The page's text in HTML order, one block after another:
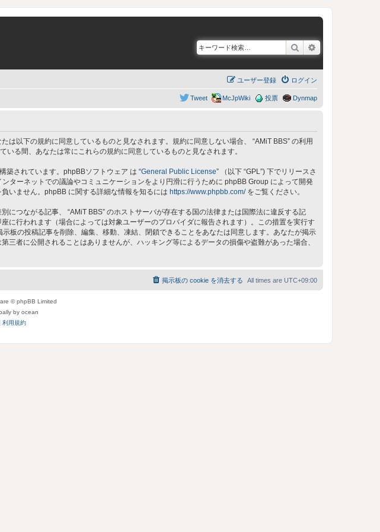
検索
ログイン
ユーザー登録
Dynmap
投票
McJpWiki
Tweet
たは以下の規約に同意しているものと見なされます。規約に同意しない場合、 “AMiT BBS” の利用
る間、あなたは常にこれらの規約に同意しているものと見なされます。
築されています。phpBBソフトウェア は “General Public License” （以下 “GPL”) 下でリリースさ
ターネットでの議論やコミュニケーションをより円滑に行うために phpBB Group によって開発
いません。phpBB に関する詳細な情報を知るには https://www.phpbb.com/をご覧ください。
つながる記事、 “AMiT BBS” のホストサーバが存在する国の法律または国際法に違反する記
に行われます（場合によっては対象ユーザーのプロバイダに報告されます）。この措置を実行す
板の投稿記事を削除、編集、移動、凍結、閉鎖できることをあなたは同意します。あなたが掲示
者に公開されることはありませんが、ハッキング等によるデータの損傷や盗難があった場合、
All times are UTC+09:00
掲示板の cookie を消去する
© phpBB Limited
by ocean
利用規約